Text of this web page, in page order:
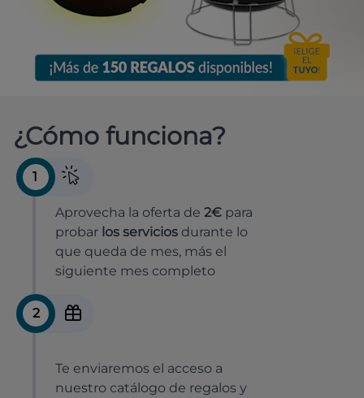
¿Cómo funciona?
1
Aprovecha la oferta de 2€ para
probar los servicios durante lo
que queda de mes, más el
siguiente mes completo
2
Te enviaremos el acceso a
nuestro catálogo de regalos y